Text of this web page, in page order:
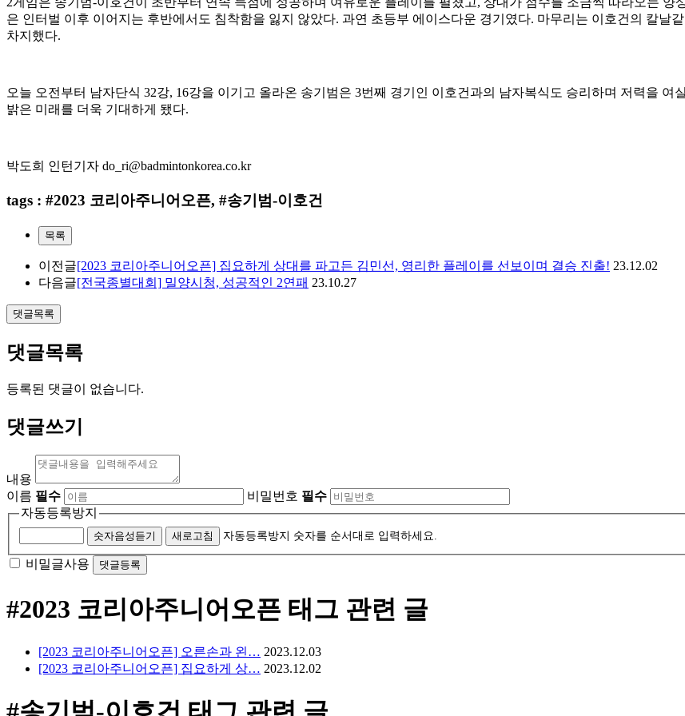
은 인터벌 이후 이어지는 후반에서도 침착함을 잃지 않았다. 과연 초등부 에이스다운 경기였다. 마무리는 이호건의 칼날
차지했다.
오늘 오전부터 남자단식 32강, 16강을 이기고 올라온 송기범은 3번째 경기인 이호건과의 남자복식도 승리하며 저력을 여
밝은 미래를 더욱 기대하게 됐다.
박도희 인턴기자 do_ri@badmintonkorea.co.kr
tags : #2023 코리아주니어오픈, #송기범-이호건
목록
이전글[2023 코리아주니어오픈] 집요하게 상대를 파고든 김민선, 영리한 플레이를 선보이며 결승 진출! 23.12.02
다음글[전국종별대회] 밀양시청, 성공적인 2연패 23.10.27
댓글목록
댓글목록
등록된 댓글이 없습니다.
댓글쓰기
내용
이름 필수 비밀번호 필수
자동등록방지
숫자음성듣기 새로고침 자동등록방지 숫자를 순서대로 입력하세요.
비밀글사용
#2023 코리아주니어오픈 태그 관련 글
[2023 코리아주니어오픈] 오른손과 왼… 2023.12.03
[2023 코리아주니어오픈] 집요하게 상… 2023.12.02